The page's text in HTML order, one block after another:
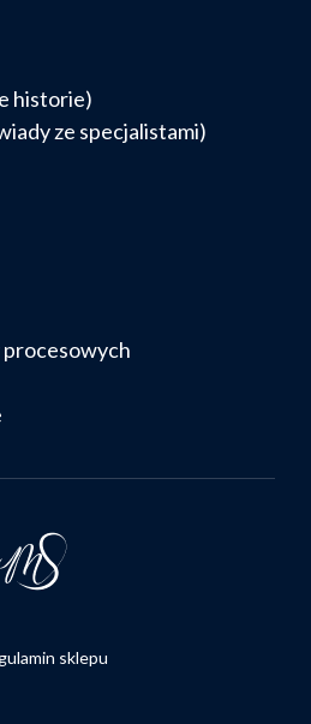
historie)
ze specjalistami)
sklepu